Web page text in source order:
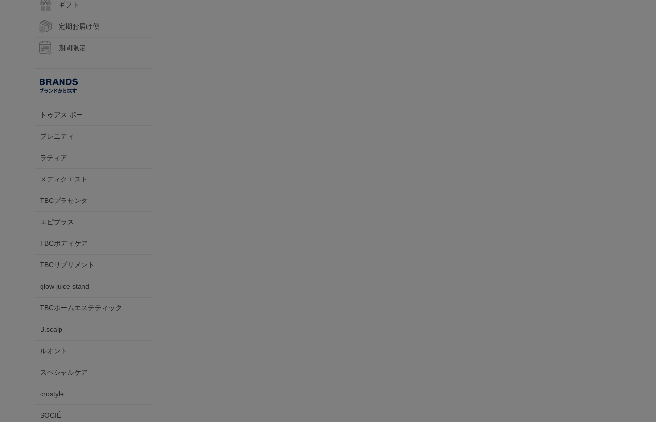
ギフト
定期お届け便
期間限定
トゥアス ボー
プレニティ
ラティア
メディクエスト
TBCプラセンタ
エピプラス
TBCボディケア
TBCサプリメント
glow juice stand
TBCホームエステティック
B.scalp
ルオント
スペシャルケア
crostyle
SOCIÉ